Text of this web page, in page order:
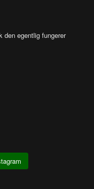
den egentlig fungerer